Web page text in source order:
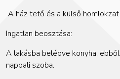
A ház tető és a külső
Ingatlan beosztása:
A lakásba belépve konyha,
nappali szoba.